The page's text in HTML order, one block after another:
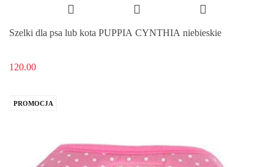
Szelki dla psa lub kota PUPPIA CYNTHIA niebieskie
120.00
PROMOCJA